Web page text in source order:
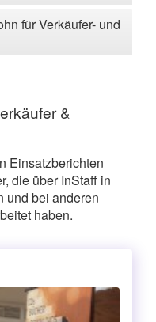
für Verkäufer- und
&
Einsatzberichten
die über InStaff in
und bei anderen
haben.